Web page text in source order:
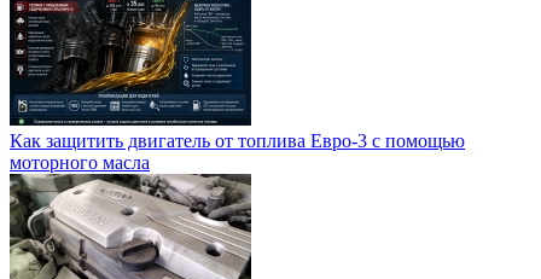
Как защитить двигатель от топлива Евро-3 с помощью
моторного масла